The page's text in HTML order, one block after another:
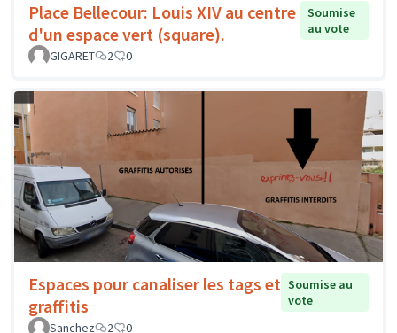
Place Bellecour: Louis XIV au centre
d'un espace vert (square).
Soumise
au vote
GIGARET
2 0
Espaces pour canaliser les tags et
graffitis
Soumise au
vote
Sanchez
2 0